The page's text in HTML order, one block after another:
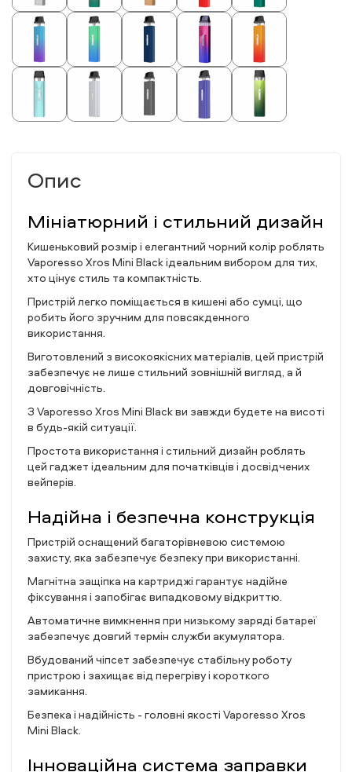
Опис
Мініатюрний і стильний дизайн
Кишеньковий розмір і елегантний чорний колір роблять
Vaporesso Xros Mini Black ідеальним вибором для тих,
хто цінує стиль та компактність.
Пристрій легко поміщається в кишені або сумці, що
робить його зручним для повсякденного
використання.
Виготовлений з високоякісних матеріалів, цей пристрій
забезпечує не лише стильний зовнішній вигляд, а й
довговічність.
З Vaporesso Xros Mini Black ви завжди будете на висоті
в будь-якій ситуації.
Простота використання і стильний дизайн роблять
цей гаджет ідеальним для початківців і досвідчених
вейперів.
Надійна і безпечна конструкція
Пристрій оснащений багаторівневою системою
захисту, яка забезпечує безпеку при використанні.
Магнітна защіпка на картриджі гарантує надійне
фіксування і запобігає випадковому відкриттю.
Автоматичне вимкнення при низькому заряді батареї
забезпечує довгий термін служби акумулятора.
Вбудований чіпсет забезпечує стабільну роботу
пристрою і захищає від перегріву і короткого
замикання.
Безпека і надійність - головні якості Vaporesso Xros
Mini Black.
Інноваційна система заправки